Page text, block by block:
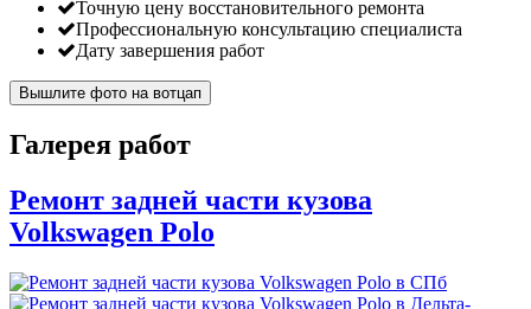
Точную цену восстановительного ремонта
Профессиональную консультацию специалиста
Дату завершения работ
Вышлите фото на вотцап
Галерея работ
Ремонт задней части кузова
Volkswagen Polo